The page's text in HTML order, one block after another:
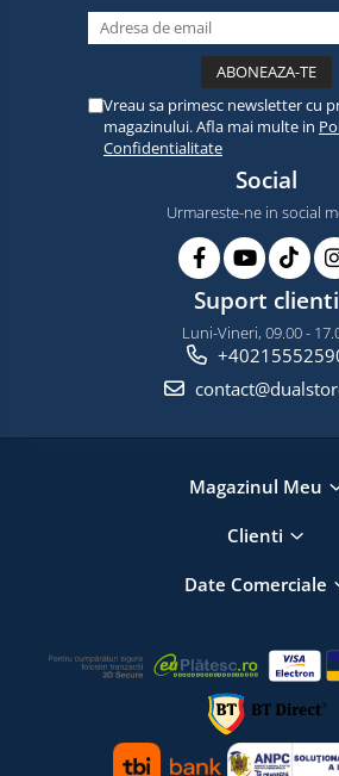
Vreau sa primesc newsletter cu
magazinului. Afla mai multe in
Confidentialitate
Social
Urmareste-ne in social
Suport clienti
Luni-Vineri, 09.00 -
Magazinul Meu
Clienti
Date Comerciale